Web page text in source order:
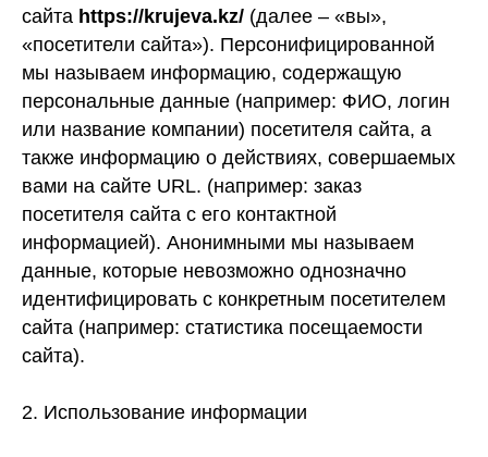
сайта https://krujeva.kz/ (далее – «вы»,
«посетители сайта»). Персонифицированной
мы называем информацию, содержащую
персональные данные (например: ФИО, логин
или название компании) посетителя сайта, а
также информацию о действиях, совершаемых
вами на сайте URL. (например: заказ
посетителя сайта с его контактной
информацией). Анонимными мы называем
данные, которые невозможно однозначно
идентифицировать с конкретным посетителем
сайта (например: статистика посещаемости
сайта).
2. Использование информации